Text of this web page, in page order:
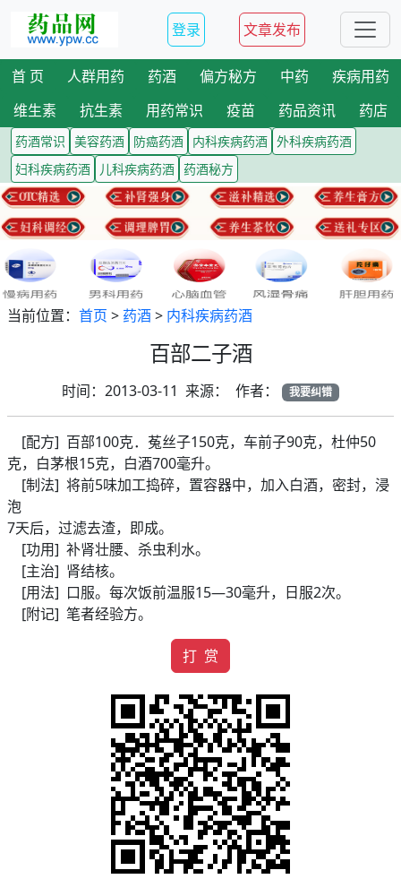
登录 文章发布
首 页 人群用药 药酒 偏方秘方 中药
疾病用药
维生素
抗生素 用药常识 疫苗 药品资讯 药店
药酒常识 美容药酒 防癌药酒 内科疾病药酒 外科疾病药酒
妇科疾病药酒
儿科疾病药酒 药酒秘方
当前位置： 首页 > 药酒> 内科疾病药酒
百部二子酒
时间：2013-03-11 来源： 作者： 我要纠错
[配方] 百部100克．菟丝子150克，车前子90克，杜仲50
克，白茅根15克，白酒700毫升。
[制法] 将前5味加工捣碎，置容器中，加入白酒，密封，浸
泡
7天后，过滤去渣，即成。
[功用] 补肾壮腰、杀虫利水。
[主治] 肾结核。
[用法] 口服。每次饭前温服15—30毫升，日服2次。
[附记] 笔者经验方。
打 赏